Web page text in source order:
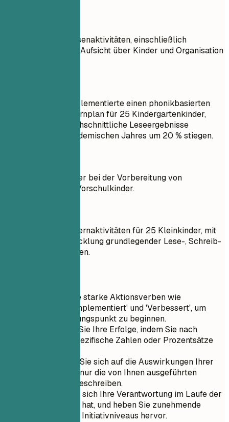
Beaufsichtigte Klassenaktivitäten, einschließlich
Unterrichtsplanung, Aufsicht über Kinder und Organisation
Entwickelte und implementierte einen phonikbasierten
Lese- und Schreiblernplan für 25 Kindergartenkinder,
wodurch deren durchschnittliche Leseergebnisse
innerhalb eines akademischen Jahres um 20 % stiegen.
Unterstützte Erzieher bei der Vorbereitung von
Lernaktivitäten für Vorschulkinder.
Gestaltete täglich Lernaktivitäten für 25 Kleinkinder, mit
Fokus auf die Entwicklung grundlegender Lese-, Schreib-
und Sprachfähigkeiten.
Verwenden Sie starke Aktionsverben wie
'Entwickelt', 'Implementiert' und 'Verbessert', um
jeden Aufzählungspunkt zu beginnen.
Quantifizieren Sie Ihre Erfolge, indem Sie nach
Möglichkeit spezifische Zahlen oder Prozentsätze
Konzentrieren Sie sich auf die Auswirkungen Ihrer
Arbeit, anstatt nur die von Ihnen ausgeführten
Aufgaben zu beschreiben.
Zeigen Sie, wie sich Ihre Verantwortung im Laufe der
Zeit entwickelt hat, und heben Sie zunehmende
Führungs- und Initiativniveaus hervor.